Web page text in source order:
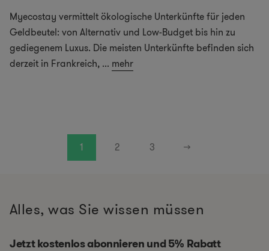
Myecostay vermittelt ökologische Unterkünfte für jeden
Geldbeutel: von Alternativ und Low-Budget bis hin zu
gediegenem Luxus. Die meisten Unterkünfte befinden sich
derzeit in Frankreich, ... mehr
1 2 3 →
Alles, was Sie wissen müssen
Jetzt kostenlos abonnieren und 5% Rabatt